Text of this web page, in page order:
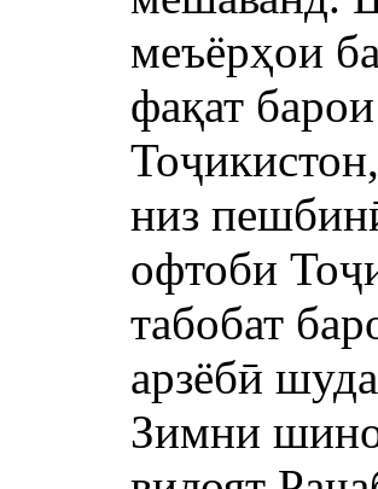
меъёрҳои
фақат
низ
офтоби
табобат
арзёбӣ
Зимни